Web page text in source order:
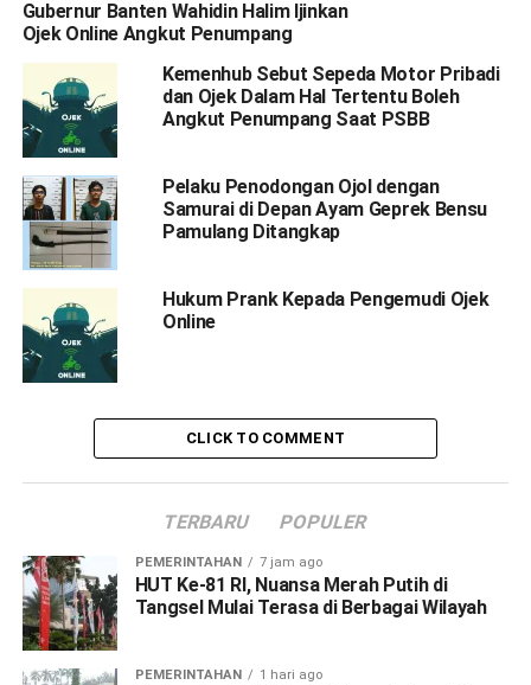
Gubernur Banten Wahidin Halim Ijinkan
Ojek Online Angkut Penumpang
Kemenhub Sebut Sepeda Motor Pribadi
dan Ojek Dalam Hal Tertentu Boleh
Angkut Penumpang Saat PSBB
Pelaku Penodongan Ojol dengan
Samurai di Depan Ayam Geprek Bensu
Pamulang Ditangkap
Hukum Prank Kepada Pengemudi Ojek
Online
CLICK TO COMMENT
TERBARU POPULER
PEMERINTAHAN 7 jam ago
HUT Ke-81 RI, Nuansa Merah Putih di
Tangsel Mulai Terasa di Berbagai Wilayah
PEMERINTAHAN 1 hari ago